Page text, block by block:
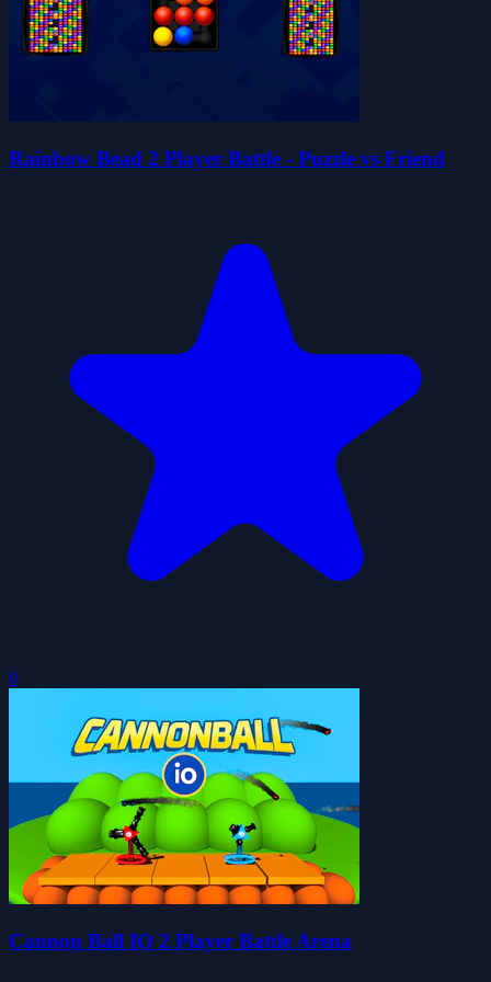
Rainbow Bead 2 Player Battle - Puzzle vs Friend
0
Cannon Ball IO 2 Player Battle Arena